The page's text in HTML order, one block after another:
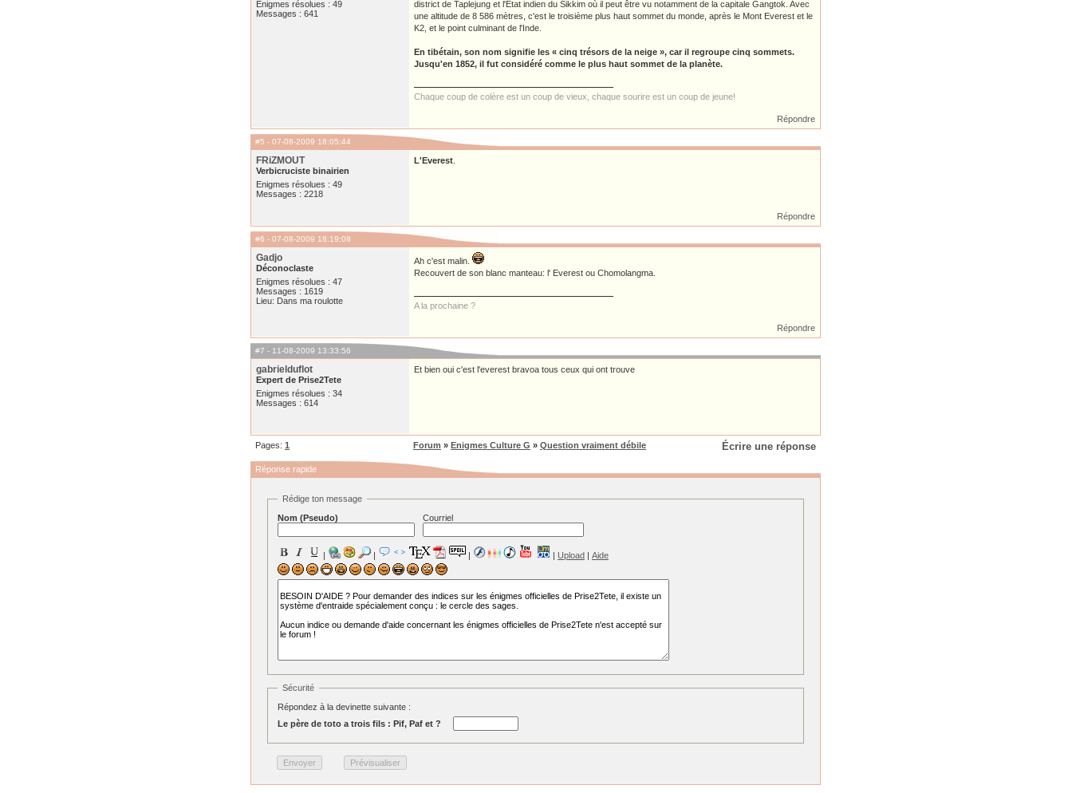
Enigmes résolues : 49
Messages : 641
district de Taplejung et l'État indien du Sikkim où il peut être vu notamment de la capitale Gangtok. Avec
une altitude de 8 586 mètres, c'est le troisième plus haut sommet du monde, après le Mont Everest et le
K2, et le point culminant de l'Inde.
En tibétain, son nom signifie les « cinq trésors de la neige », car il regroupe cinq sommets.
Jusqu'en 1852, il fut considéré comme le plus haut sommet de la planète.
Chaque coup de colère est un coup de vieux, chaque sourire est un coup de jeune!
Répondre
#5 - 07-08-2009 18:05:44
FRiZMOUT
Verbicruciste binairien
Enigmes résolues : 49
Messages : 2218
L'Everest
Répondre
#6 - 07-08-2009 18:19:08
Gadjo
Déconoclaste
Enigmes résolues : 47
Messages : 1619
Lieu: Dans ma roulotte
Ah c'est malin.
Recouvert de son blanc manteau: l' Everest ou Chomolangma.
A la prochaine ?
Répondre
#7 - 11-08-2009 13:33:56
gabrielduflot
Expert de Prise2Tete
Enigmes résolues : 34
Messages : 614
Et bien oui c'est l'everest bravoa tous ceux qui ont trouve
Écrire une réponse
Pages: 1 Forum » Enigmes Culture G » Question vraiment débile
Réponse rapide
Rédige ton message
Nom (Pseudo)
Courriel
| | | | Upload | Aide
Sécurité
Répondez à la devinette suivante :
Le père de toto a trois fils : Pif, Paf et ?